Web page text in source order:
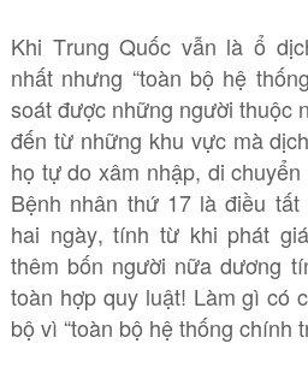
Khi Trung Quốc vẫn là ổ
nhất nhưng “toàn bộ hệ
soát được những người thuộc
đến từ những khu vực mà
họ tự do xâm nhập, di chuyển
Bệnh nhân thứ 17 là điều
hai ngày, tính từ khi phát
thêm bốn người nữa dương
toàn hợp quy luật! Làm gì có
bộ vì “toàn bộ hệ thống chính